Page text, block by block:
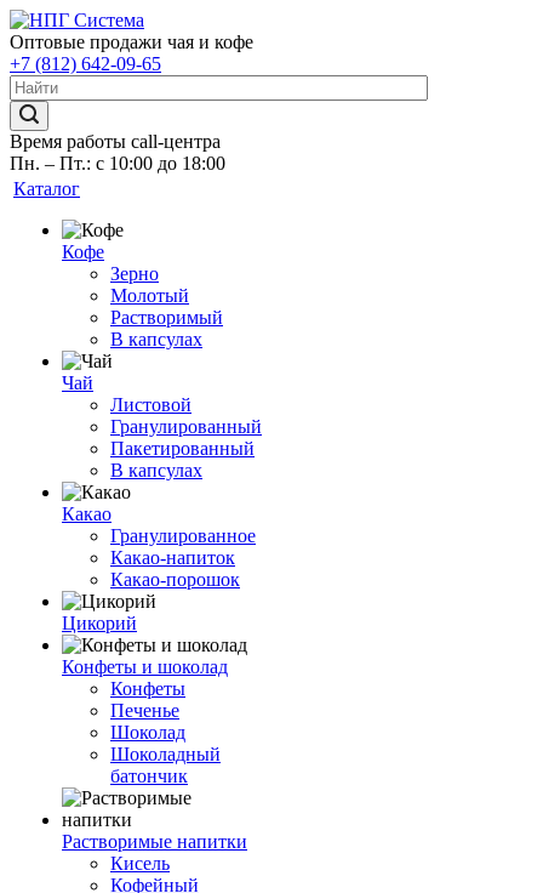
Оптовые продажи чая и кофе
+7 (812) 642-09-65
Время работы call-центра
Пн. – Пт.: с 10:00 до 18:00
Каталог
Кофе
Зерно
Молотый
Растворимый
В капсулах
Чай
Листовой
Гранулированный
Пакетированный
В капсулах
Какао
Гранулированное
Какао-напиток
Какао-порошок
Цикорий
Конфеты и шоколад
Конфеты
Печенье
Шоколад
Шоколадный
батончик
Растворимые напитки
Кисель
Кофейный